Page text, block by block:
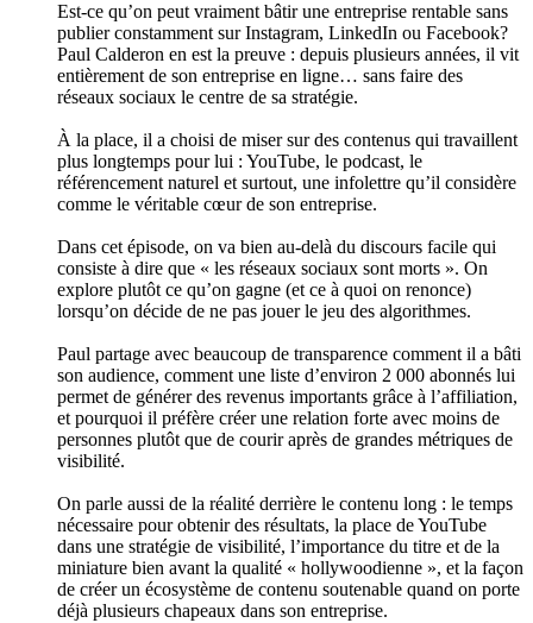
Est-ce qu’on peut vraiment bâtir une entreprise rentable sans
publier constamment sur Instagram, LinkedIn ou Facebook?
Paul Calderon en est la preuve : depuis plusieurs années, il vit
entièrement de son entreprise en ligne… sans faire des
réseaux sociaux le centre de sa stratégie.
À la place, il a choisi de miser sur des contenus qui travaillent
plus longtemps pour lui : YouTube, le podcast, le
référencement naturel et surtout, une infolettre qu’il considère
comme le véritable cœur de son entreprise.
Dans cet épisode, on va bien au-delà du discours facile qui
consiste à dire que « les réseaux sociaux sont morts ». On
explore plutôt ce qu’on gagne (et ce à quoi on renonce)
lorsqu’on décide de ne pas jouer le jeu des algorithmes.
Paul partage avec beaucoup de transparence comment il a bâti
son audience, comment une liste d’environ 2 000 abonnés lui
permet de générer des revenus importants grâce à l’affiliation,
et pourquoi il préfère créer une relation forte avec moins de
personnes plutôt que de courir après de grandes métriques de
visibilité.
On parle aussi de la réalité derrière le contenu long : le temps
nécessaire pour obtenir des résultats, la place de YouTube
dans une stratégie de visibilité, l’importance du titre et de la
miniature bien avant la qualité « hollywoodienne », et la façon
de créer un écosystème de contenu soutenable quand on porte
déjà plusieurs chapeaux dans son entreprise.